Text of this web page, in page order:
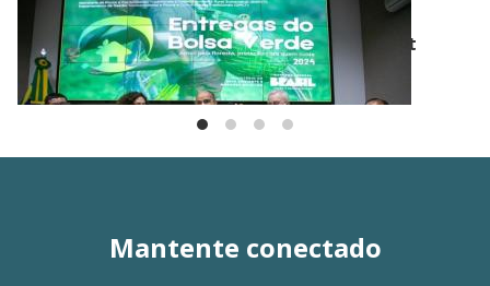
BLOG
Integrating conservation into development
policy in Brazil
Mantente conectado